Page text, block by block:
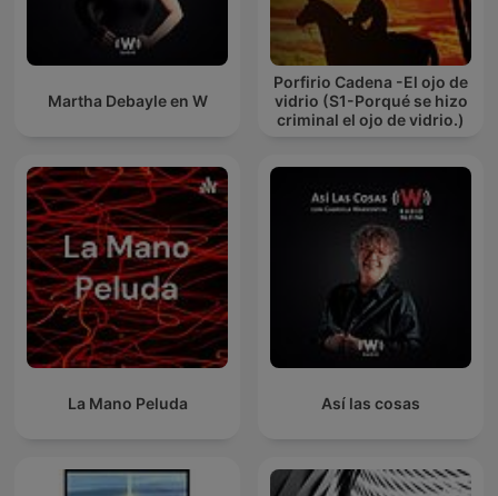
Martha Debayle en W
Porfirio Cadena -El ojo de
vidrio (S1-Porqué se hizo
criminal el ojo de vidrio.)
La Mano Peluda Así las cosas